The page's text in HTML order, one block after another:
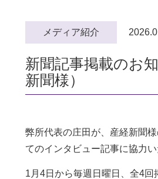
メディア紹介
新聞記事掲載のお
新聞様）
弊所代表の庄田が、産経新聞
てのインタビュー記事に協力い
1月4日から毎週日曜日、全4回